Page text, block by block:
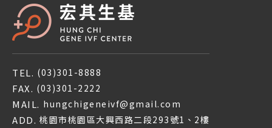
TEL. (03)301-8888
FAX. (03)301-2222
MAIL. hungchigeneivf@gmail.com
ADD. 桃園市桃園區大興西路二段293號1、2樓